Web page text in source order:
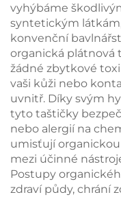
vyhýbáme
syntetickým
konvenční
organická plátnová
žádné zbytkové
vaši kůži nebo
uvnitř. Díky svým
tyto taštičky
nebo alergií na
umisťují
mezi účinné
Postupy
zdraví půdy, chrání